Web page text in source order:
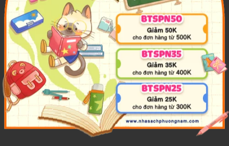
đặc tính dễ thương mà bạn ít khi để ý tới. Hãy lật sách để làm quen
và khám phá đời sống của những người bạn ấy nào!
Trong sách có các hình dán cực kỳ dễ thương của 14 người bạn
mới quen. Hãy chọn đúng hình của những người bạn mới dán vào
thật đẹp nha!
BộTừ Điển Muôn Loàicủa Phương Nam Book mang đến nhiều
thông tin bổ ích cùng hình ảnh đáng yêu về thế giới động vật. Mỗi
trang sách là một sự sáng tạo muôn màu, giúp các bé rèn luyện
được thói quen đọc sách và xây dựng tuổi thơ phong phú.